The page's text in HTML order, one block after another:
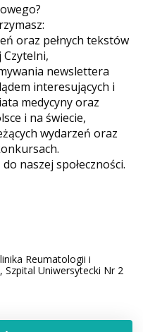
oraz pełnych tekstów
newslettera
interesujących i
medycyny oraz
i na świecie,
wydarzeń oraz
naszej społeczności.
Reumatologii i
Szpital Uniwersytecki Nr 2